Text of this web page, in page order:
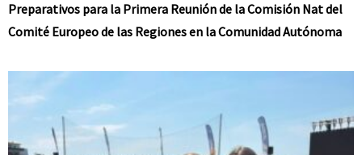
Preparativos para la Primera Reunión de la Comisión Nat del
Comité Europeo de las Regiones en la Comunidad Autónoma